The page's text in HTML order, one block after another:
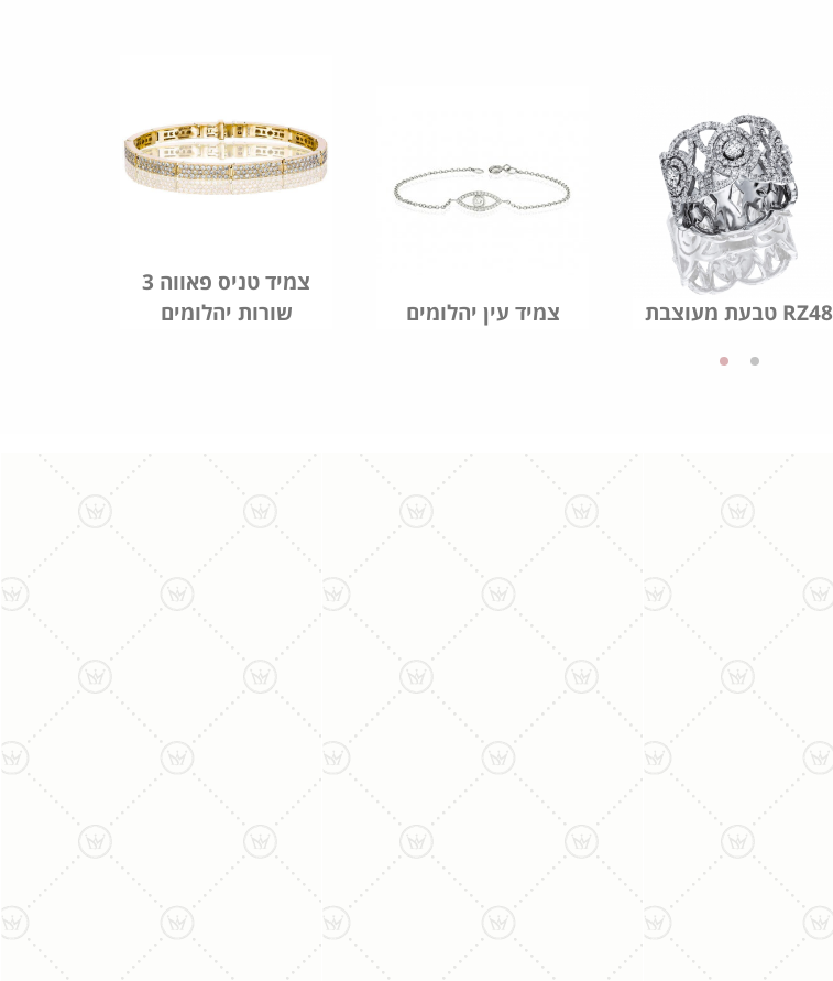
צמיד טניס פאווה 3
שורות יהלומים
צמיד עין יהלומים טבעת מעוצבת RZ48